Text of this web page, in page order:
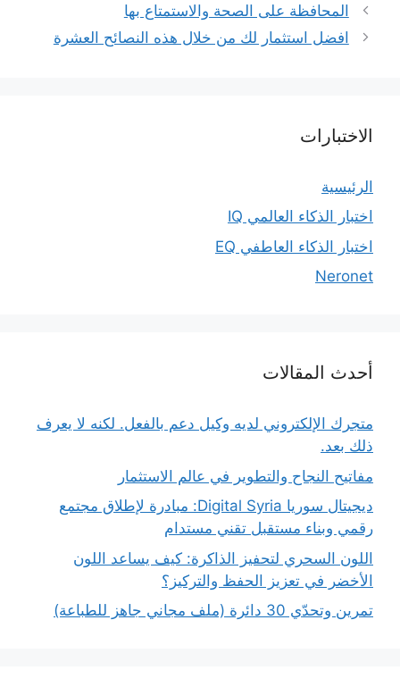
المحافظة على الصحة والاستمتاع بها
افضل استثمار لك من خلال هذه النصائح العشرة
الاختبارات
الرئيسية
اختبار الذكاء العالمي IQ
اختبار الذكاء العاطفي EQ
Neronet
أحدث المقالات
متجرك الإلكتروني لديه وكيل دعم بالفعل. لكنه لا يعرف
ذلك بعد.
مفاتيح النجاح والتطوير في عالم الاستثمار
ديجيتال سوريا Digital Syria: مبادرة لإطلاق مجتمع
رقمي وبناء مستقبل تقني مستدام
اللون السحري لتحفيز الذاكرة: كيف يساعد اللون
الأخضر في تعزيز الحفظ والتركيز؟
تمرين وتحدّي 30 دائرة (ملف مجاني جاهز للطباعة)